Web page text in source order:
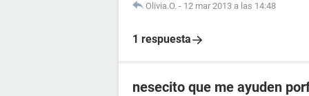
Olivia.O. - 12 mar 2013 a las 14:48
1 respuesta
nesecito que me ayuden